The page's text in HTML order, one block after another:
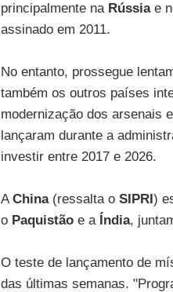
principalmente na Rússiae
assinado em 2011.
No entanto, prossegue
também os outros países
modernização dos arsenais
lançaram durante a
investir entre 2017 e 2026.
AChina(ressalta o SIPRI)
o Paquistãoe a Índia,
O teste de lançamento de
das últimas semanas.